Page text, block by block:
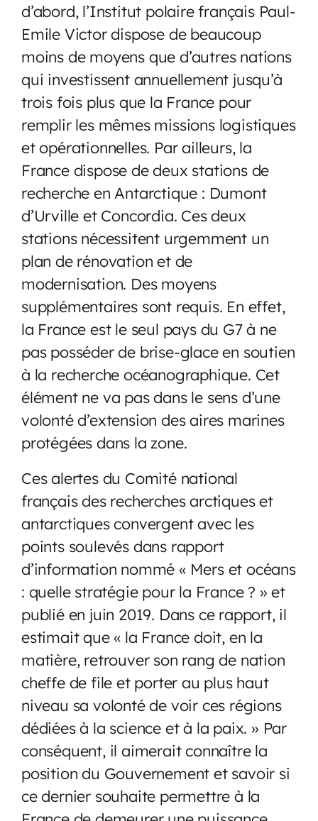
d’abord, l’Institut polaire français Paul-
Emile Victor dispose de beaucoup
moins de moyens que d’autres nations
qui investissent annuellement jusqu’à
trois fois plus que la France pour
remplir les mêmes missions logistiques
et opérationnelles. Par ailleurs, la
France dispose de deux stations de
recherche en Antarctique : Dumont
d’Urville et Concordia. Ces deux
stations nécessitent urgemment un
plan de rénovation et de
modernisation. Des moyens
supplémentaires sont requis. En effet,
la France est le seul pays du G7 à ne
pas posséder de brise-glace en soutien
à la recherche océanographique. Cet
élément ne va pas dans le sens d’une
volonté d’extension des aires marines
protégées dans la zone.
Ces alertes du Comité national
français des recherches arctiques et
antarctiques convergent avec les
points soulevés dans rapport
d’information nommé « Mers et océans
: quelle stratégie pour la France ? » et
publié en juin 2019. Dans ce rapport, il
estimait que « la France doit, en la
matière, retrouver son rang de nation
cheffe de file et porter au plus haut
niveau sa volonté de voir ces régions
dédiées à la science et à la paix. » Par
conséquent, il aimerait connaître la
position du Gouvernement et savoir si
ce dernier souhaite permettre à la